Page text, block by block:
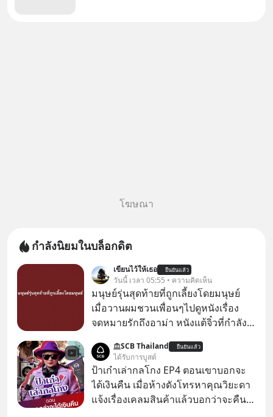
โฆษณา
กำลังนิยมในบล็อกดิต
เขียนไว้ให้เธอ ยืนยันแล้ว
วันนี้ เวลา 05:55 • ความคิดเห็น
มนุษย์รุ่นสุดท้ายที่ถูกเลี้ยงโดยมนุษย์
เมื่อวานผมชวนเพื่อนๆไปดูหนังเรื่อง
จดหมายรักถึงอาม่า หนังแต้จิ๋วที่กำลัง
ป๊าผมเห็นโปสเตอร์หนังเรื่องนี้หลาย
เดือนก่อนและอยากดูมาก ด้วยเพราะว่า
อากงก็มาจากเมืองจีน ป๊าก็พูดแต้จิ๋วได้
มีเรื่องราวมีความผูกพันที่ได้ยินตั้งแต่
SCB Thailand ยืนยันแล้ว
ได้รับการบูสต์
ป้าเก๋าเล่ากลโกง EP4 ตอนเขาบอกจะ
ได้เงินคืน เมื่อห้างดังโทรหาคุณวิยะดา
แจ้งเรื่องเคลมสินค้าแล้วบอกว่าจะคืน